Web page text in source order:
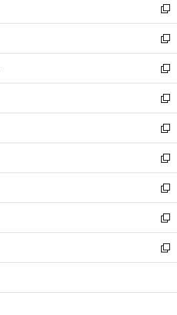
く
で
開
く
ド
ウ
で
開
く
い
ウ
ィ
ン
ド
ウ
で
開
く
新
し
い
ウ
ィ
ン
ド
ウ
で
開
く
新
し
い
ウ
ィ
ン
ド
ウ
で
開
く
新
し
い
ウ
ィ
ン
ド
ウ
で
開
く
新
し
い
ウ
ィ
ン
ド
ウ
で
開
く
新
し
い
ウ
ィ
ン
ド
ウ
で
開
新
し
い
ウ
ィ
ン
ド
ウ
開
新
し
い
ウ
ィ
ン
ウ
新
し
い
ウ
ン
新
し
ウ